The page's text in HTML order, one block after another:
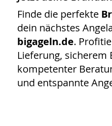
Finde die perfekte
dein nächstes
bigageln.de.
Lieferung, sicherem
kompetenter
und entspannte